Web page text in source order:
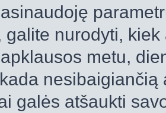
galite nurodyti,
metu,
galės atšaukti